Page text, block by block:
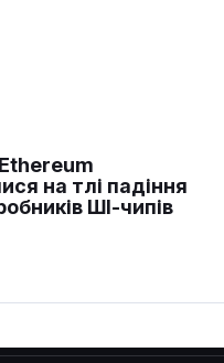
Ethereum
на тлі падіння
ШІ-чипів